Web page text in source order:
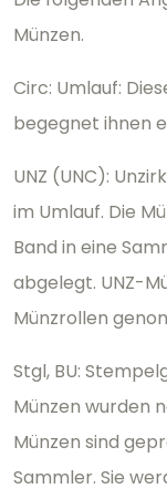
Münzen.
Circ: Umlauf:
begegnet ihnen
UNZ (UNC):
im Umlauf. Die
Band in eine
abgelegt. UNZ-
Münzrollen
Stgl, BU:
Münzen wurden
Münzen sind
Sammler. Sie